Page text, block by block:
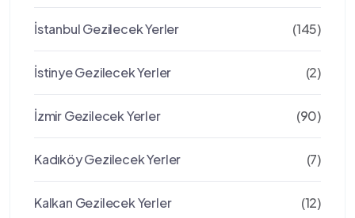
İstanbul Gezilecek Yerler (145)
İstinye Gezilecek Yerler (2)
İzmir Gezilecek Yerler (90)
Kadıköy Gezilecek Yerler (7)
Kalkan Gezilecek Yerler (12)